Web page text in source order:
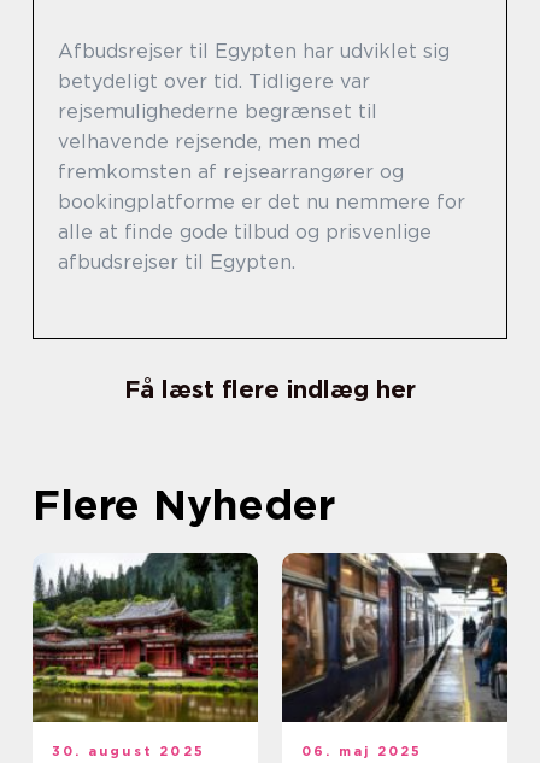
Afbudsrejser til Egypten har udviklet sig
betydeligt over tid. Tidligere var
rejsemulighederne begrænset til
velhavende rejsende, men med
fremkomsten af rejsearrangører og
bookingplatforme er det nu nemmere for
alle at finde gode tilbud og prisvenlige
afbudsrejser til Egypten.
Få læst flere indlæg her
Flere Nyheder
30. august 2025 06. maj 2025